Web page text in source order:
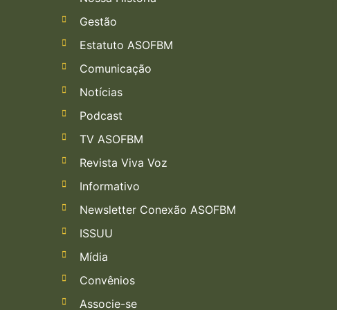
Gestão
Estatuto ASOFBM
Comunicação
Notícias
Podcast
TV ASOFBM
Revista Viva Voz
Informativo
Newsletter Conexão ASOFBM
ISSUU
Mídia
Convênios
Associe-se